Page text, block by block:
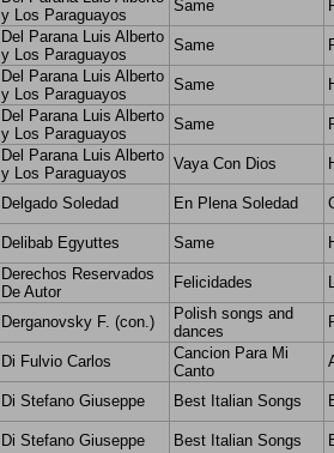
y Los Paraguayos
Same
Del Parana Luis Alberto
y Los Paraguayos
Same
Del Parana Luis Alberto
y Los Paraguayos
Same
Del Parana Luis Alberto
y Los Paraguayos
Same
Del Parana Luis Alberto
y Los Paraguayos
Vaya Con Dios
Delgado Soledad En Plena Soledad
Delibab Egyuttes Same
Derechos Reservados
De Autor
Felicidades
Derganovsky F. (con.)
Polish songs and
dances
Di Fulvio Carlos
Cancion Para Mi
Canto
Di Stefano Giuseppe Best Italian Songs
Di Stefano Giuseppe Best Italian Songs